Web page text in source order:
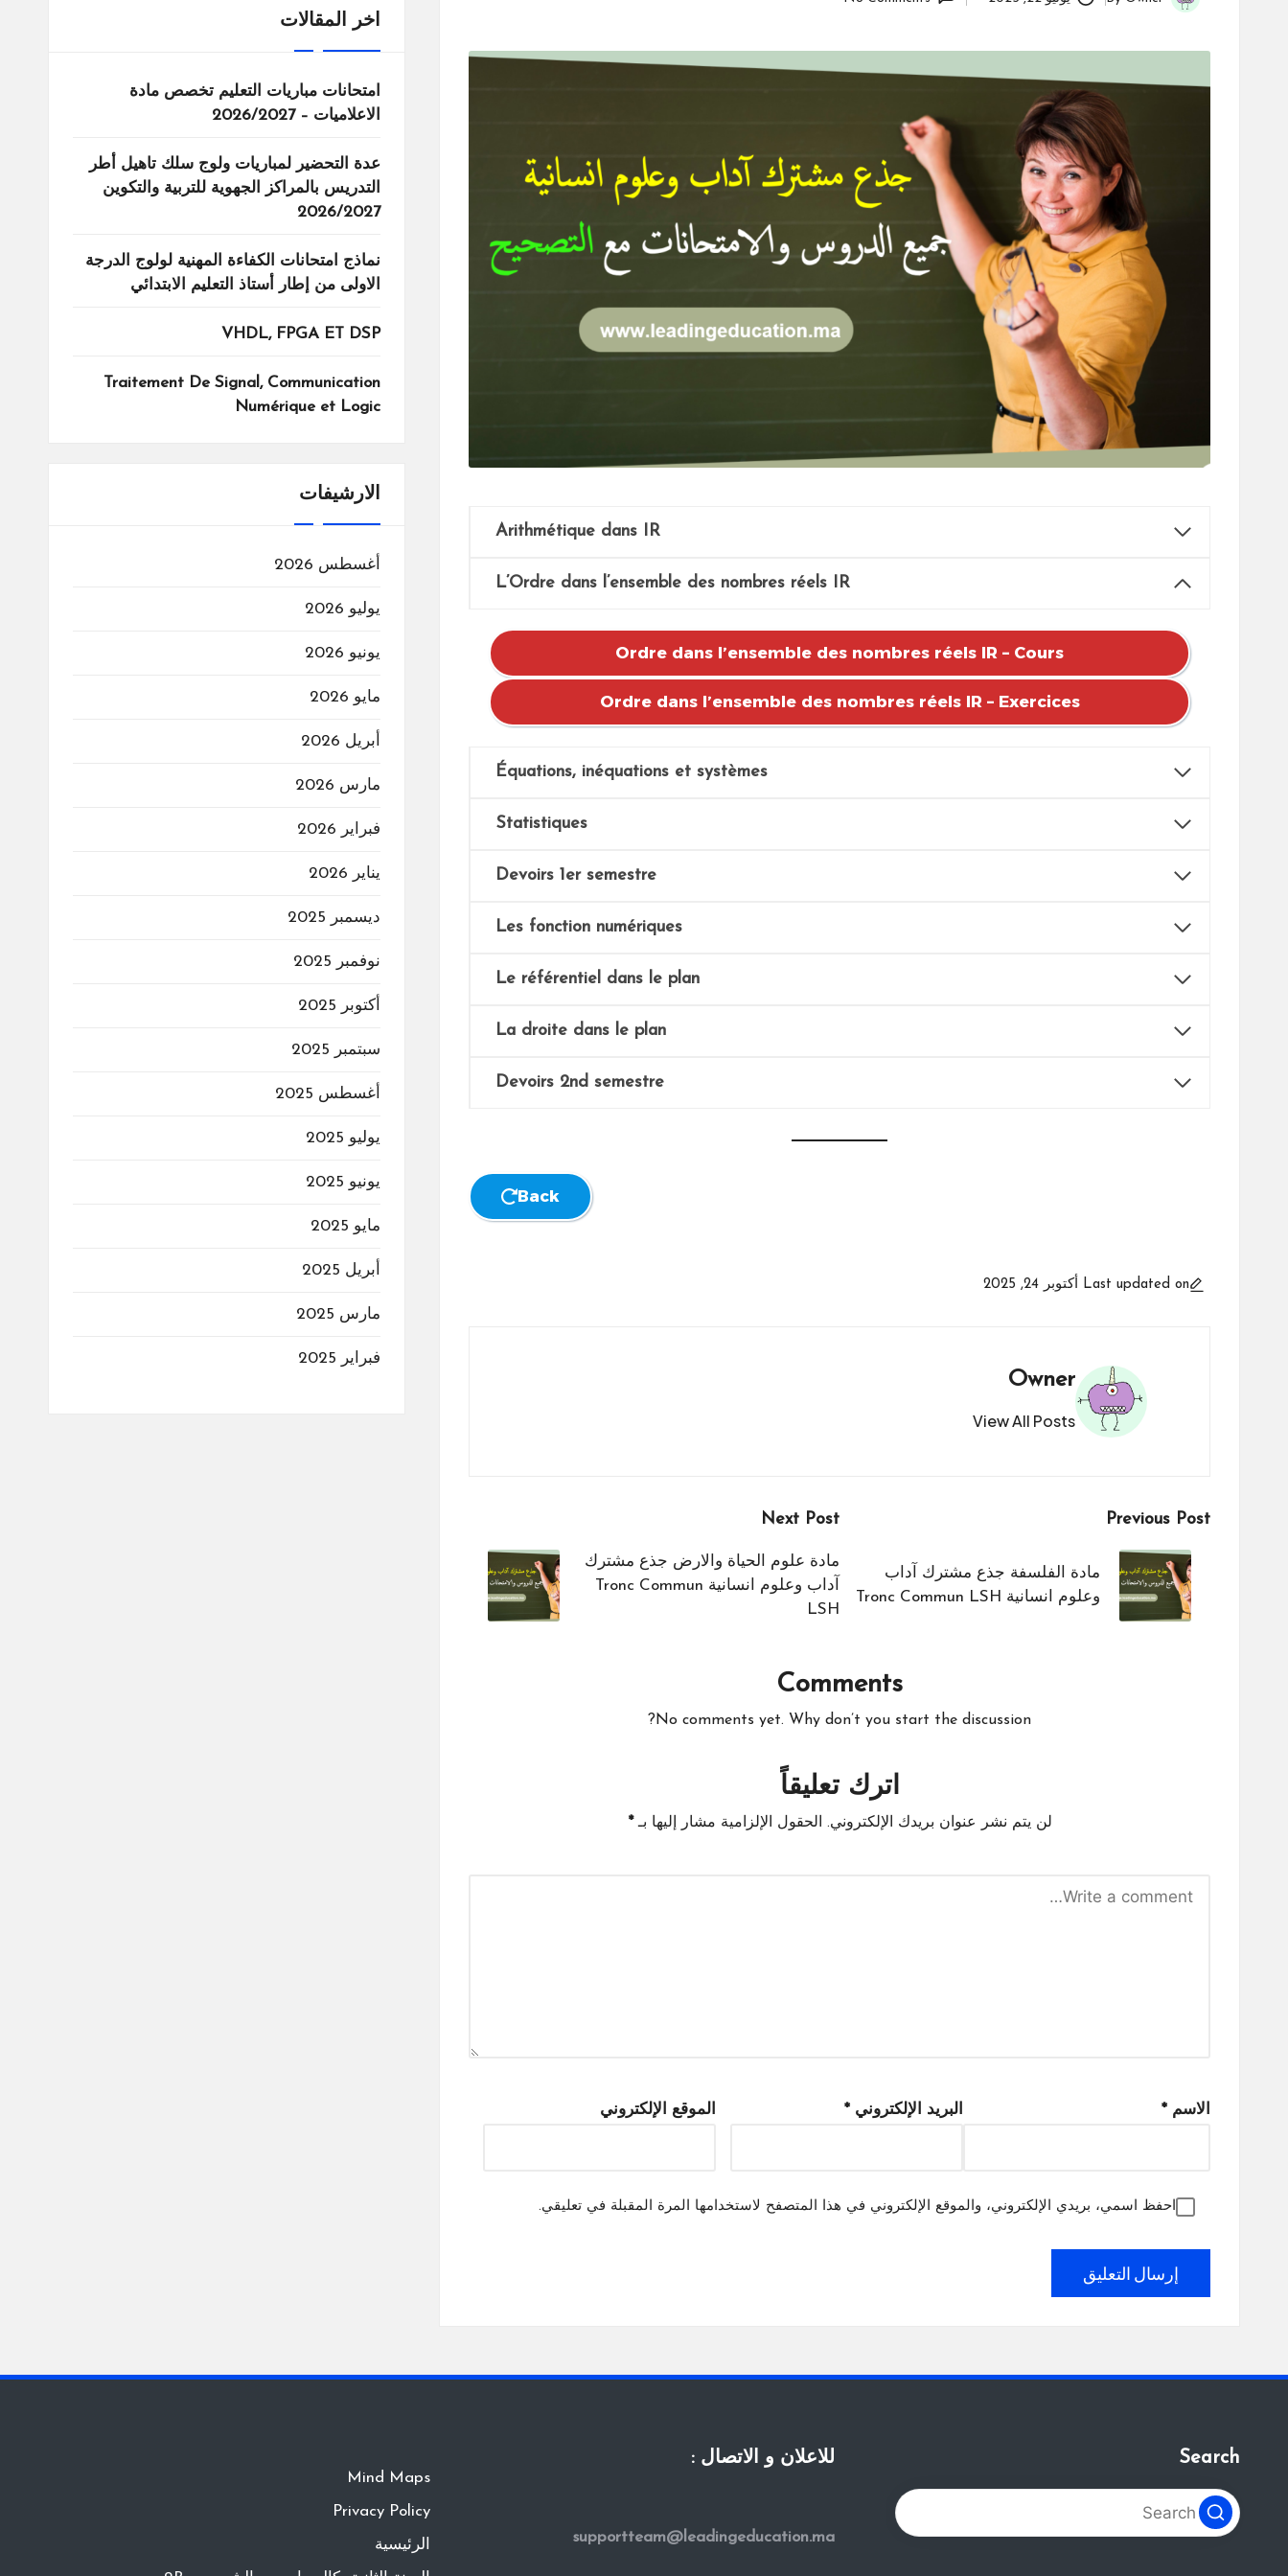
Posted
Arithmétique dans IR
L’Ordre dans l’ensemble des nombres réels IR
Ordre dans l’ensemble des nombres réels IR – Cours
Ordre dans l’ensemble des nombres réels IR – Exercices
Équations, inéquations et systèmes
Statistiques
Devoirs 1er semestre
Les fonction numériques
Le référentiel dans le plan
La droite dans le plan
Devoirs 2nd semestre
Back
Last updated on أكتوبر 24, 2025
Owner
View All Posts
Post
navigation
Previous Post
مادة الفلسفة جذع مشترك آداب
وعلوم انسانية Tronc Commun LSH
Next Post
مادة علوم الحياة والارض جذع مشترك
آداب وعلوم انسانية Tronc Commun
LSH
Comments
No comments yet. Why don’t you start the discussion?
اترك تعليقاً
لن يتم نشر عنوان بريدك الإلكتروني. الحقول الإلزامية مشار إليها بـ*
الاسم * البريد الإلكتروني * الموقع الإلكتروني
احفظ اسمي، بريدي الإلكتروني، والموقع الإلكتروني في هذا المتصفح لاستخدامها المرة المقبلة في تعليقي.
اخر المقالات
امتحانات مباريات التعليم تخصص مادة
الاعلاميات – 2026/2027
عدة التحضير لمباريات ولوج سلك تاهيل أطر
التدريس بالمراكز الجهوية للتربية والتكوين
2026/2027
نماذج امتحانات الكفاءة المهنية لولوج الدرجة
الاولى من إطار أستاذ التعليم الابتدائي
VHDL, FPGA ET DSP
Traitement De Signal, Communication
Numérique et Logic
الارشيفات
أغسطس 2026
يوليو 2026
يونيو 2026
مايو 2026
أبريل 2026
مارس 2026
فبراير 2026
يناير 2026
ديسمبر 2025
نوفمبر 2025
أكتوبر 2025
سبتمبر 2025
أغسطس 2025
يوليو 2025
يونيو 2025
مايو 2025
أبريل 2025
مارس 2025
فبراير 2025
Search للاعلان و الاتصال :
supportteam@leadingeducation.ma
Mind Maps
Privacy Policy
الرئيسية